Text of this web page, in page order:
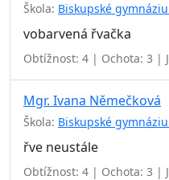
Škola: Biskupské
vobarvená řvačka
Obtížnost: 4 | Ochota: 3 |
Mgr. Ivana Němečková
Škola: Biskupské
řve neustále
Obtížnost: 4 | Ochota: 3 |